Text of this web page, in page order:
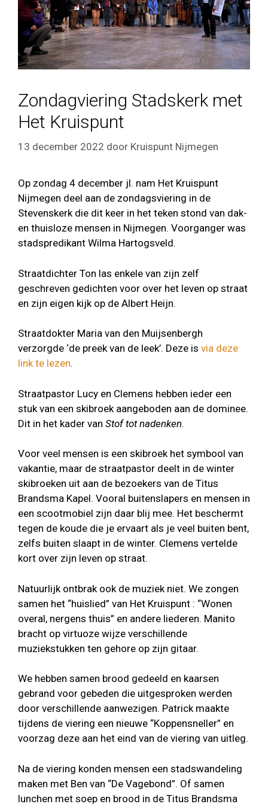
Zondagviering Stadskerk met
Het Kruispunt
13 december 2022 door Kruispunt Nijmegen
Op zondag 4 december jl. nam Het Kruispunt
Nijmegen deel aan de zondagsviering in de
Stevenskerk die dit keer in het teken stond van dak-
en thuisloze mensen in Nijmegen. Voorganger was
stadspredikant Wilma Hartogsveld.
Straatdichter Ton las enkele van zijn zelf
geschreven gedichten voor over het leven op straat
en zijn eigen kijk op de Albert Heijn.
Straatdokter Maria van den Muijsenbergh
verzorgde ‘de preek van de leek’. Deze is via deze
link te lezen.
Straatpastor Lucy en Clemens hebben ieder een
stuk van een skibroek aangeboden aan de dominee.
Dit in het kader van Stof tot nadenken.
Voor veel mensen is een skibroek het symbool van
vakantie, maar de straatpastor deelt in de winter
skibroeken uit aan de bezoekers van de Titus
Brandsma Kapel. Vooral buitenslapers en mensen in
een scootmobiel zijn daar blij mee. Het beschermt
tegen de koude die je ervaart als je veel buiten bent,
zelfs buiten slaapt in de winter. Clemens vertelde
kort over zijn leven op straat.
Natuurlijk ontbrak ook de muziek niet. We zongen
samen het “huislied” van Het Kruispunt : “Wonen
overal, nergens thuis” en andere liederen. Manito
bracht op virtuoze wijze verschillende
muziekstukken ten gehore op zijn gitaar.
We hebben samen brood gedeeld en kaarsen
gebrand voor gebeden die uitgesproken werden
door verschillende aanwezigen. Patrick maakte
tijdens de viering een nieuwe “Koppensneller” en
voorzag deze aan het eind van de viering van uitleg.
Na de viering konden mensen een stadswandeling
maken met Ben van “De Vagebond”. Of samen
lunchen met soep en brood in de Titus Brandsma